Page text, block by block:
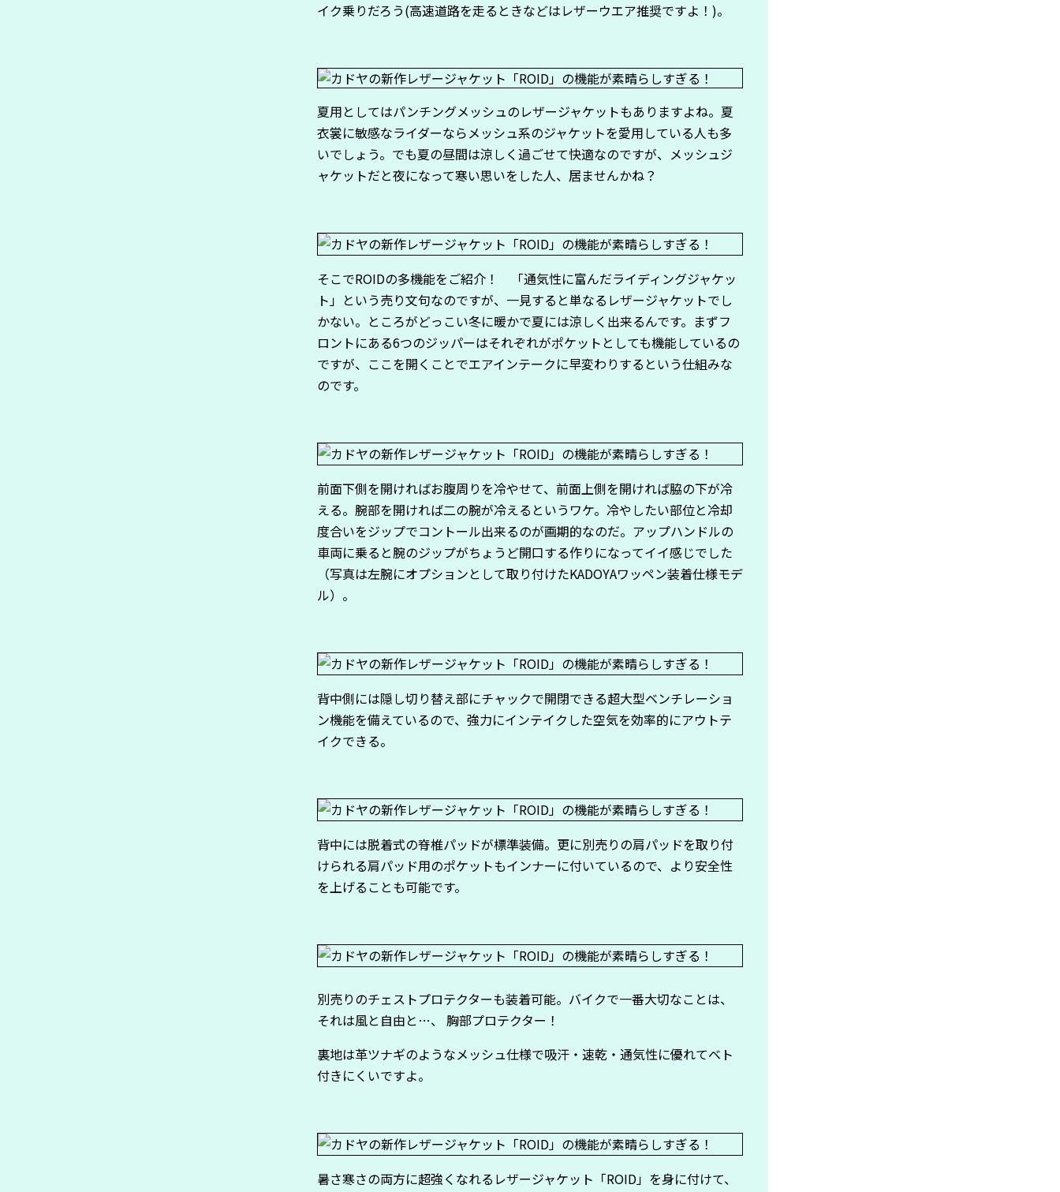
イク乗りだろう(高速道路を走るときなどはレザーウエア推奨ですよ！)。
夏用としてはパンチングメッシュのレザージャケットもありますよね。夏
衣裳に敏感なライダーならメッシュ系のジャケットを愛用している人も多
いでしょう。でも夏の昼間は涼しく過ごせて快適なのですが、メッシュジ
ャケットだと夜になって寒い思いをした人、居ませんかね？
そこでROIDの多機能をご紹介！ 「通気性に富んだライディングジャケッ
ト」という売り文句なのですが、一見すると単なるレザージャケットでし
かない。ところがどっこい冬に暖かで夏には涼しく出来るんです。まずフ
ロントにある6つのジッパーはそれぞれがポケットとしても機能しているの
ですが、ここを開くことでエアインテークに早変わりするという仕組みな
のです。
前面下側を開ければお腹周りを冷やせて、前面上側を開ければ脇の下が冷
える。腕部を開ければ二の腕が冷えるというワケ。冷やしたい部位と冷却
度合いをジップでコントール出来るのが画期的なのだ。アップハンドルの
車両に乗ると腕のジップがちょうど開口する作りになってイイ感じでした
（写真は左腕にオプションとして取り付けたKADOYAワッペン装着仕様モデ
ル）。
背中側には隠し切り替え部にチャックで開閉できる超大型ベンチレーショ
ン機能を備えているので、強力にインテイクした空気を効率的にアウトテ
イクできる。
背中には脱着式の脊椎パッドが標準装備。更に別売りの肩パッドを取り付
けられる肩パッド用のポケットもインナーに付いているので、より安全性
を上げることも可能です。
別売りのチェストプロテクターも装着可能。バイクで一番大切なことは、
それは風と自由と…、 胸部プロテクター！
裏地は革ツナギのようなメッシュ仕様で吸汗・速乾・通気性に優れてベト
付きにくいですよ。
暑さ寒さの両方に超強くなれるレザージャケット「ROID」を身に付けて、